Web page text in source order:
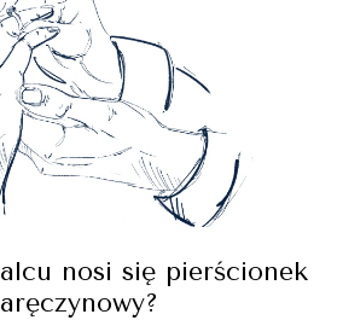
nosi się pierścionek